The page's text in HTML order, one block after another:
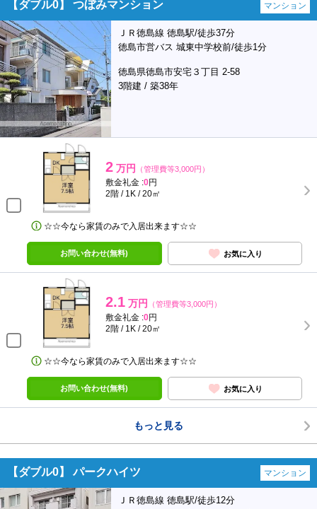
【ダブル0】 つぼみマンション マンション
ＪＲ徳島線 徳島駅/徒歩37分
徳島市営バス 城東中学校前/徒歩1分
徳島県徳島市安宅３丁目 2-58
3階建 / 築38年
2 万円 （管理費等3,000円）
敷金礼金 :0円
2階 / 1K / 20㎡
☆☆今なら家賃のみで入居出来ます☆☆
お問い合わせ(無料) お気に入り
2.1 万円 （管理費等3,000円）
敷金礼金 :0円
2階 / 1K / 20㎡
☆☆今なら家賃のみで入居出来ます☆☆
お問い合わせ(無料) お気に入り
もっと見る
【ダブル0】 パークハイツ マンション
ＪＲ徳島線 徳島駅/徒歩12分